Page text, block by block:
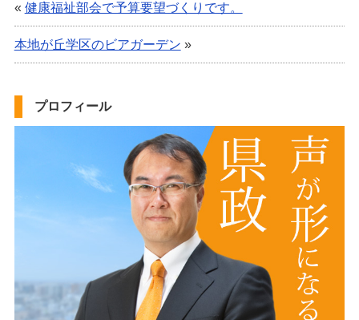
« 健康福祉部会で予算要望づくりです。
本地が丘学区のビアガーデン »
プロフィール